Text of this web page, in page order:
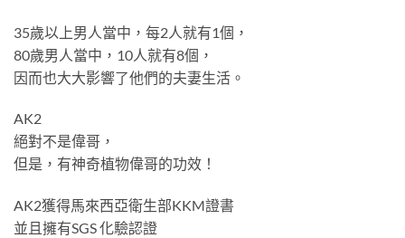
35歲以上男人當中，每2人就有1個，
80歲男人當中，10人就有8個，
因而也大大影響了他們的夫妻生活。
AK2
絕對不是偉哥，
但是，有神奇植物偉哥的功效！
AK2獲得馬來西亞衛生部KKM證書
並且擁有SGS 化驗認證